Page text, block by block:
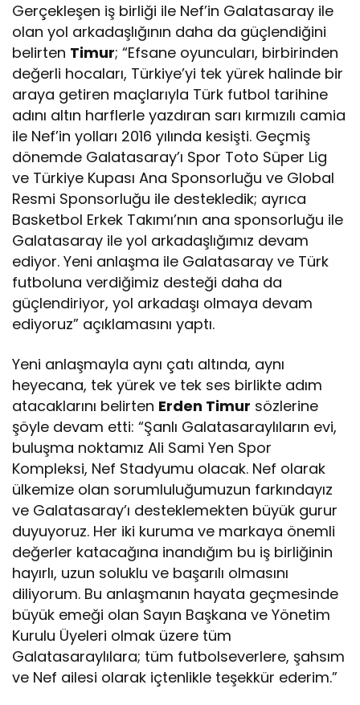
Gerçekleşen iş birliği ile Nef’in Galatasaray ile
olan yol arkadaşlığının daha da güçlendiğini
belirten Timur; “Efsane oyuncuları, birbirinden
değerli hocaları, Türkiye’yi tek yürek halinde bir
araya getiren maçlarıyla Türk futbol tarihine
adını altın harflerle yazdıran sarı kırmızılı camia
ile Nef’in yolları 2016 yılında kesişti. Geçmiş
dönemde Galatasaray’ı Spor Toto Süper Lig
ve Türkiye Kupası Ana Sponsorluğu ve Global
Resmi Sponsorluğu ile destekledik; ayrıca
Basketbol Erkek Takımı’nın ana sponsorluğu ile
Galatasaray ile yol arkadaşlığımız devam
ediyor. Yeni anlaşma ile Galatasaray ve Türk
futboluna verdiğimiz desteği daha da
güçlendiriyor, yol arkadaşı olmaya devam
ediyoruz” açıklamasını yaptı.
Yeni anlaşmayla aynı çatı altında, aynı
heyecana, tek yürek ve tek ses birlikte adım
atacaklarını belirten Erden Timur sözlerine
şöyle devam etti: “Şanlı Galatasaraylıların evi,
buluşma noktamız Ali Sami Yen Spor
Kompleksi, Nef Stadyumu olacak. Nef olarak
ülkemize olan sorumluluğumuzun farkındayız
ve Galatasaray’ı desteklemekten büyük gurur
duyuyoruz. Her iki kuruma ve markaya önemli
değerler katacağına inandığım bu iş birliğinin
hayırlı, uzun soluklu ve başarılı olmasını
diliyorum. Bu anlaşmanın hayata geçmesinde
büyük emeği olan Sayın Başkana ve Yönetim
Kurulu Üyeleri olmak üzere tüm
Galatasaraylılara; tüm futbolseverlere, şahsım
ve Nef ailesi olarak içtenlikle teşekkür ederim.”